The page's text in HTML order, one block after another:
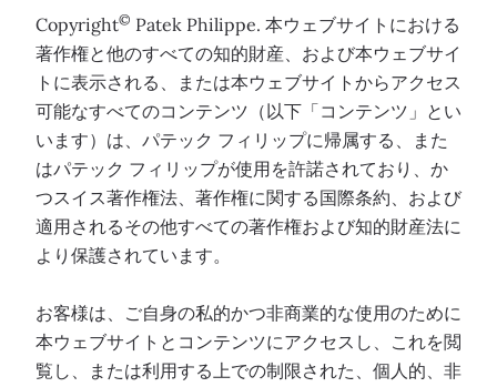
Copyright© Patek Philippe. 本ウェブサイトにおける
著作権と他のすべての知的財産、および本ウェブサイ
トに表示される、または本ウェブサイトからアクセス
可能なすべてのコンテンツ（以下「コンテンツ」とい
います）は、パテック フィリップに帰属する、また
はパテック フィリップが使用を許諾されており、か
つスイス著作権法、著作権に関する国際条約、および
適用されるその他すべての著作権および知的財産法に
より保護されています。
お客様は、ご自身の私的かつ非商業的な使用のために
本ウェブサイトとコンテンツにアクセスし、これを閲
覧し、または利用する上での制限された、個人的、非